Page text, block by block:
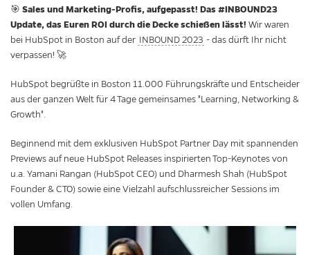
🎯 Sales und Marketing-Profis, aufgepasst! Das #INBOUND23
Update, das Euren ROI durch die Decke schießen lässt! Wir waren
bei HubSpot in Boston auf der INBOUND 2023 - das dürft Ihr nicht
verpassen! 🚀
HubSpot begrüßte in Boston 11.000 Führungskräfte und Entscheider
aus der ganzen Welt für 4 Tage gemeinsames "Learning, Networking &
Growth".
Beginnend mit dem exklusiven HubSpot Partner Day mit spannenden
Previews auf neue HubSpot Releases inspirierten Top-Keynotes von
u.a. Yamani Rangan (HubSpot CEO) und Dharmesh Shah (HubSpot
Founder & CTO) sowie eine Vielzahl aufschlussreicher Sessions im
vollen Umfang.